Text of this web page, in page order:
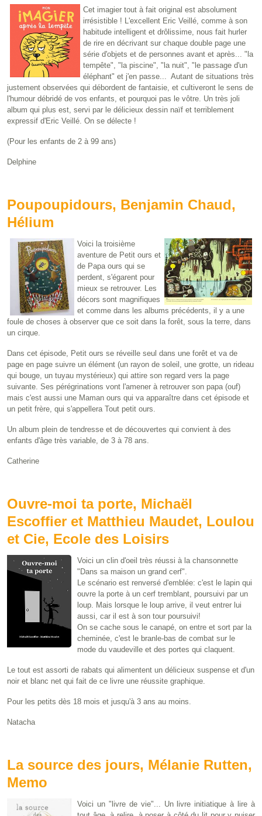
Cet imagier tout à fait original est absolument
irrésistible ! L'excellent Eric Veillé, comme à son
habitude intelligent et drôlissime, nous fait hurler
de rire en décrivant sur chaque double page une
série d'objets et de personnes avant et après... "la
tempête", "la piscine", "la nuit", "le passage d'un
éléphant" et j'en passe... Autant de situations très
justement observées qui débordent de fantaisie, et cultiveront le sens de
l'humour débridé de vos enfants, et pourquoi pas le vôtre. Un très joli
album qui plus est, servi par le délicieux dessin naïf et terriblement
expressif d'Eric Veillé. On se délecte !
(Pour les enfants de 2 à 99 ans)
Delphine
Poupoupidours, Benjamin Chaud,
Hélium
Voici la troisième
aventure de Petit ours et
de Papa ours qui se
perdent, s'égarent pour
mieux se retrouver. Les
décors sont magnifiques
et comme dans les albums précédents, il y a une
foule de choses à observer que ce soit dans la forêt, sous la terre, dans
un cirque.
Dans cet épisode, Petit ours se réveille seul dans une forêt et va de
page en page suivre un élément (un rayon de soleil, une grotte, un rideau
qui bouge, un tuyau mystérieux) qui attire son regard vers la page
suivante. Ses pérégrinations vont l'amener à retrouver son papa (ouf)
mais c'est aussi une Maman ours qui va apparaître dans cet épisode et
un petit frère, qui s'appellera Tout petit ours.
Un album plein de tendresse et de découvertes qui convient à des
enfants d'âge très variable, de 3 à 78 ans.
Catherine
Ouvre-moi ta porte, Michaël
Escoffier et Matthieu Maudet, Loulou
et Cie, Ecole des Loisirs
Voici un clin d'oeil très réussi à la chansonnette
"Dans sa maison un grand cerf".
Le scénario est renversé d'emblée: c'est le lapin qui
ouvre la porte à un cerf tremblant, poursuivi par un
loup. Mais lorsque le loup arrive, il veut entrer lui
aussi, car il est à son tour poursuivi!
On se cache sous le canapé, on entre et sort par la
cheminée, c'est le branle-bas de combat sur le
mode du vaudeville et des portes qui claquent.
Le tout est assorti de rabats qui alimentent un délicieux suspense et d'un
noir et blanc net qui fait de ce livre une réussite graphique.
Pour les petits dès 18 mois et jusqu'à 3 ans au moins.
Natacha
La source des jours, Mélanie Rutten,
Memo
Voici un "livre de vie"... Un livre initiatique à lire à